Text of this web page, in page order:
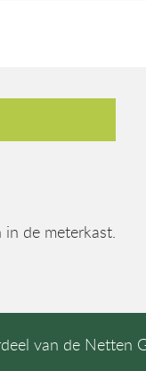
in de meterkast.
van de Netten